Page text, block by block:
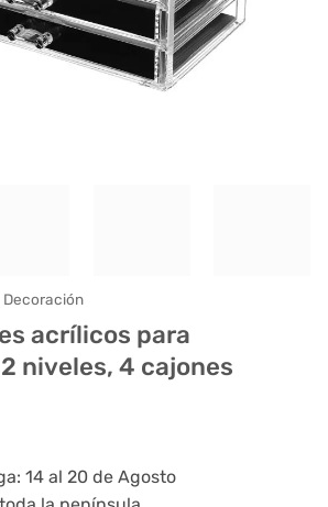
Decoración
acrílicos para
niveles, 4 cajones
14 al 20 de Agosto